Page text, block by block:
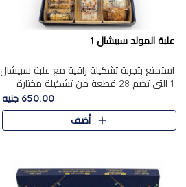
علبة المولد سبيشال 1
استمتع بتجربة تشكيلة راقية مع علبة سبيشال
1 التي تضم 28 قطعة من تشكيلة مختارة
بعناية من أفخر حلويات المولد المصرية
الأصلية الشرقية. تحتوي ال..
650.00 جنيه
أضف